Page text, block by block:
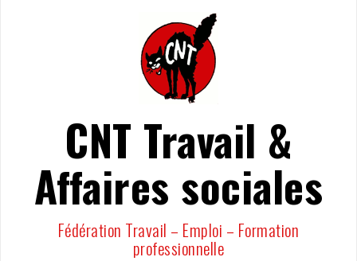
CNT Travail &
Affaires sociales
Fédération Travail – Emploi – Formation
professionnelle